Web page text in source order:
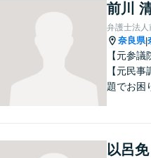
前川
弁護士法
奈良県|
【元参議
【元民
題でお困
たら、一
以呂